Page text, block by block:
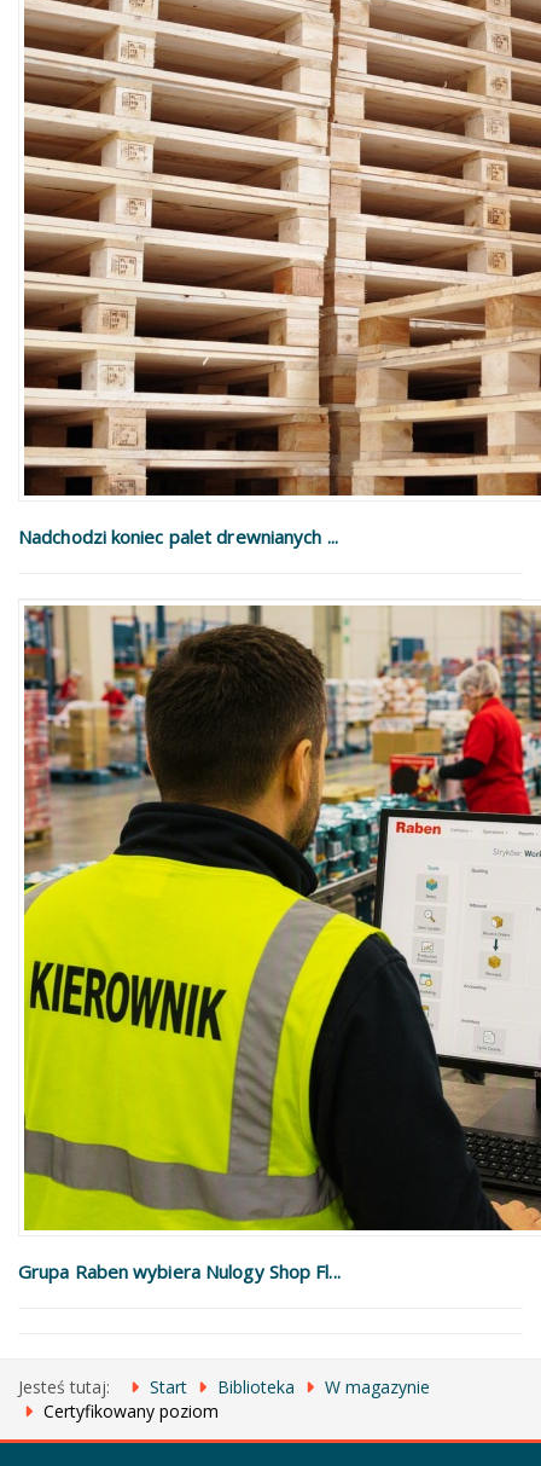
Nadchodzi koniec palet drewnianych ...
Grupa Raben wybiera Nulogy Shop Fl...
Jesteś tutaj: Start Biblioteka
W magazynie
Certyfikowany poziom